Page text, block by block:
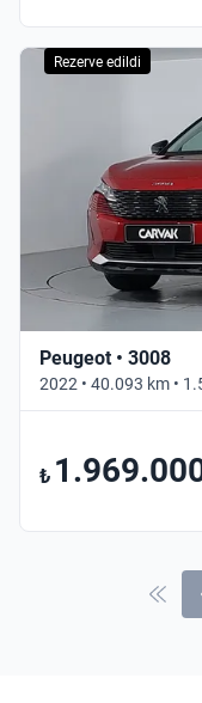
Rezerve edildi
Peugeot • 3008
2022 • 40.093 km •
₺